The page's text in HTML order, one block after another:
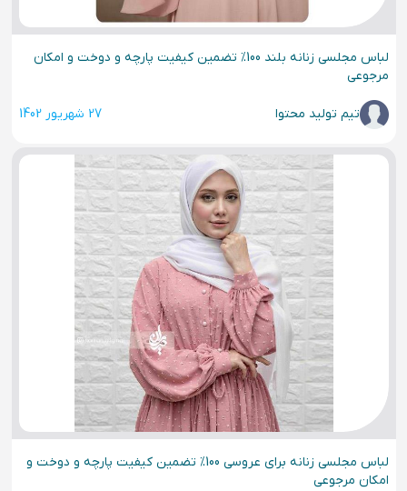
لباس مجلسی زنانه بلند 100% تضمین کیفیت پارچه و دوخت و امکان
مرجوعی
تیم تولید محتوا 27 شهریور 1402
لباس مجلسی زنانه برای عروسی 100% تضمین کیفیت پارچه و دوخت و
امکان مرجوعی